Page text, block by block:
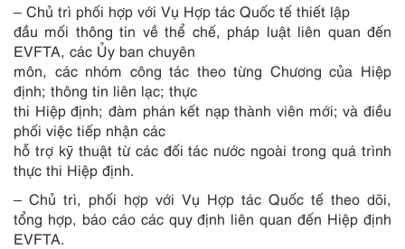
– Chủ trì phối hợp với Vụ Hợp tác Quốc tế thiết lập
đầu mối thông tin về thể chế, pháp luật liên quan đến
EVFTA, các Ủy ban chuyên
môn, các nhóm công tác theo từng Chương của Hiệp
định; thông tin liên lạc; thực
thi Hiệp định; đàm phán kết nạp thành viên mới; và điều
phối việc tiếp nhận các
hỗ trợ kỹ thuật từ các đối tác nước ngoài trong quá trình
thực thi Hiệp định.
– Chủ trì, phối hợp với Vụ Hợp tác Quốc tế theo dõi,
tổng hợp, báo cáo các quy định liên quan đến Hiệp định
EVFTA.